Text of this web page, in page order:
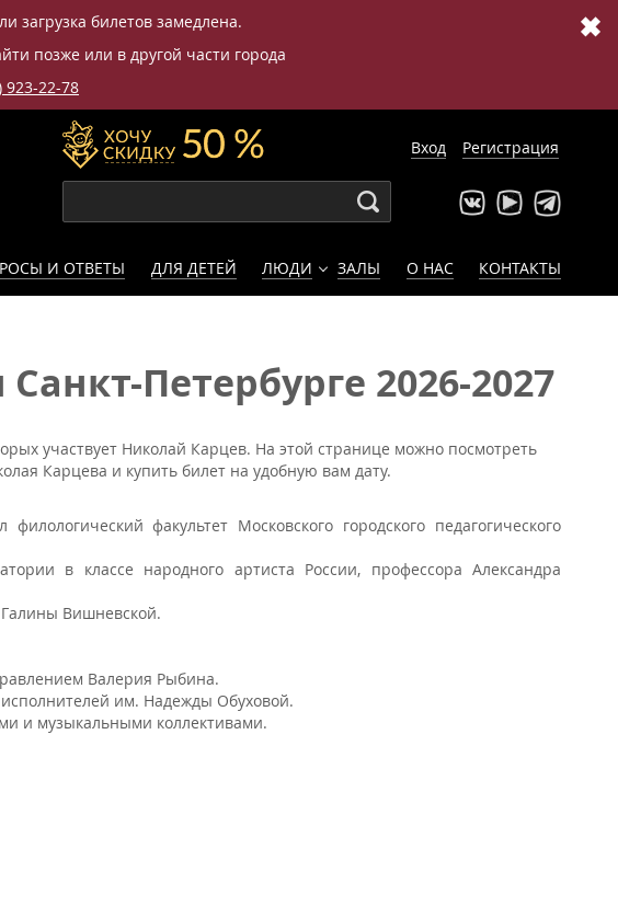
загрузка билетов замедлена.
позже или в другой части города
923-22-78
✖
Вход Регистрация
И ОТВЕТЫ ДЛЯ ДЕТЕЙ ЛЮДИ ЗАЛЫ О НАС КОНТАКТЫ
Петербурге 2026-2027
участвует Николай Карцев. На этой странице можно посмотреть
Карцева и купить билет на удобную вам дату.
факультет Московского городского педагогического
в классе народного артиста России, профессора Александра
Галины Вишневской.
Валерия Рыбина.
им. Надежды Обуховой.
и музыкальными коллективами.